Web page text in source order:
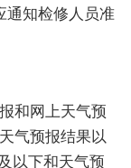
通知检修人员准
和网上天气预
气预报结果以
以下和天气预